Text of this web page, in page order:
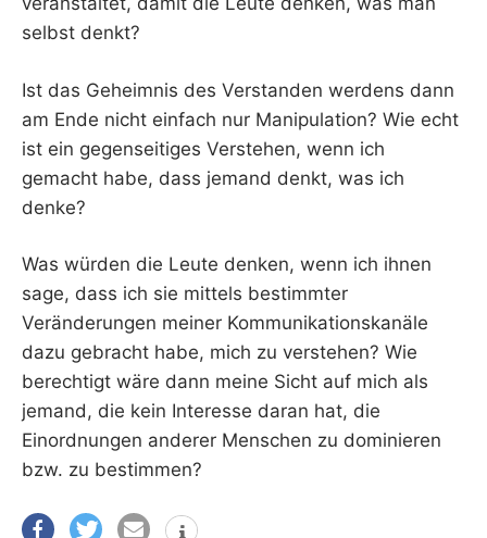
selbst denkt?
Ist das Geheimnis des Verstanden werdens dann
am Ende nicht einfach nur Manipulation? Wie echt
ist ein gegenseitiges Verstehen, wenn ich
gemacht habe, dass jemand denkt, was ich
denke?
Was würden die Leute denken, wenn ich ihnen
sage, dass ich sie mittels bestimmter
Veränderungen meiner Kommunikationskanäle
dazu gebracht habe, mich zu verstehen? Wie
berechtigt wäre dann meine Sicht auf mich als
jemand, die kein Interesse daran hat, die
Einordnungen anderer Menschen zu dominieren
bzw. zu bestimmen?